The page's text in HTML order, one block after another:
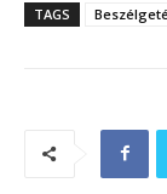
TAGS